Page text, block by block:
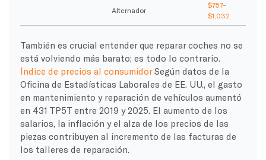
Alternador
$757–
$1,032
También es crucial entender que reparar coches no se
está volviendo más barato; es todo lo contrario.
Índice de precios al consumidorSegún datos de la
Oficina de Estadísticas Laborales de EE. UU., el gasto
en mantenimiento y reparación de vehículos aumentó
en 431 TP5T entre 2019 y 2025. El aumento de los
salarios, la inflación y el alza de los precios de las
piezas contribuyen al incremento de las facturas de
los talleres de reparación.